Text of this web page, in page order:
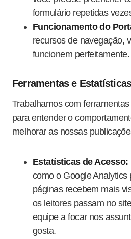
formulário repetidas
Funcionamento do
recursos de navegação,
funcionem perfeitamente.
Ferramentas e
Trabalhamos com
para entender o
melhorar as nossas
Estatísticas de Acesso:
como o Google Analytics
páginas recebem mais
os leitores passam no
equipe a focar nos
gosta.